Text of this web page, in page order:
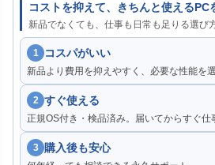
コストを抑えて、きちんと使えるPC
新品でなくても、仕事も日常も足りる選び
1 コスパがいい
新品より費用を抑えやすく、必要な性能を
2 すぐ使える
正規OS付き・検品済み。届いてからすぐ仕
3 購入後も安心